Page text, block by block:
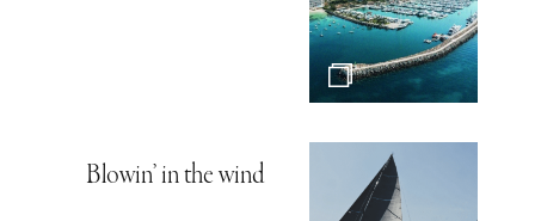
Blowin’ in the wind